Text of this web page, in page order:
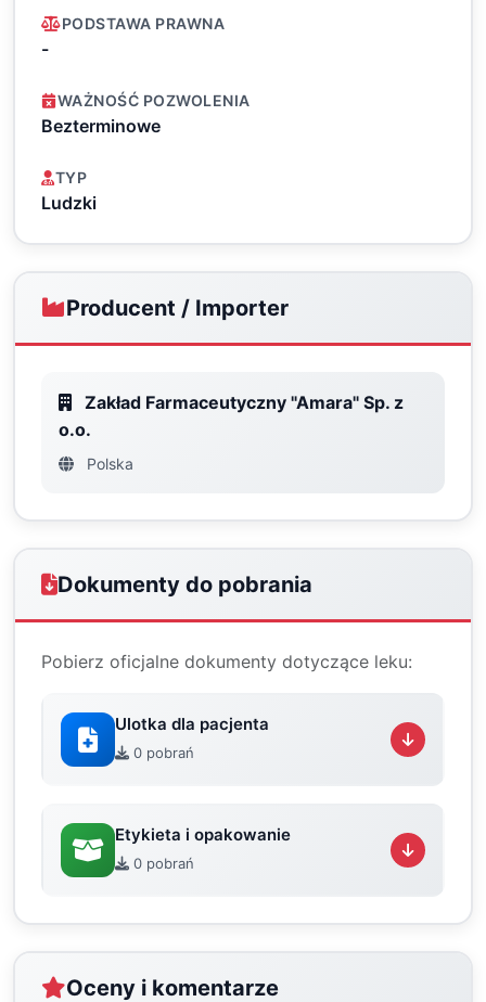
PODSTAWA PRAWNA
-
WAŻNOŚĆ POZWOLENIA
Bezterminowe
TYP
Ludzki
Producent / Importer
Zakład Farmaceutyczny "Amara" Sp. z
o.o.
Polska
Dokumenty do pobrania
Pobierz oficjalne dokumenty dotyczące leku:
Ulotka dla pacjenta
0 pobrań
Etykieta i opakowanie
0 pobrań
Oceny i komentarze